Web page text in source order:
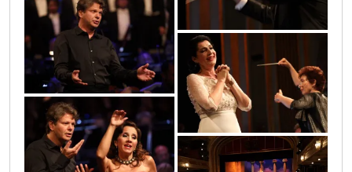
0o3a0293
0o3a0496
0o3a0441